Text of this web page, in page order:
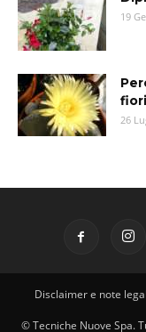
19
26
Disclaimer e note
© Tecniche Nuove Spa.